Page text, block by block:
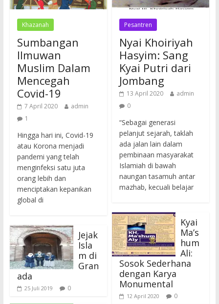
Khazanah
Sumbangan
Ilmuwan
Muslim Dalam
Mencegah
Covid-19
7 April 2020
admin
1
Hingga hari ini, Covid-19
atau Korona menjadi
pandemi yang telah
menginfeksi satu juta
orang lebih dan
menciptakan kepanikan
global di
Jejak
Isla
m di
Gran
ada
25 Juli 2019 0
Pesantren
Nyai Khoiriyah
Hasyim: Sang
Kyai Putri dari
Jombang
13 April 2020
admin
0
“Sebagai generasi
pelanjut sejarah, taklah
ada jalan lain dalam
pembinaan masyarakat
Islamiah di bawah
naungan tasamuh antar
mazhab, kecuali belajar
Kyai
Ma’s
hum
Ali:
Sosok Sederhana
dengan Karya
Monumental
12 April 2020 0